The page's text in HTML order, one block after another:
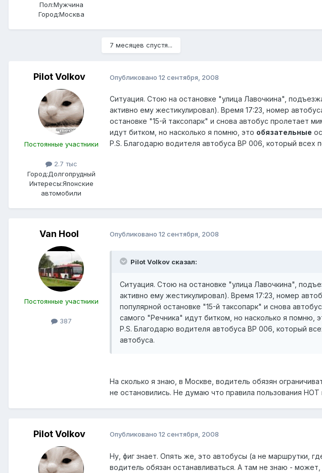
Пол:Мужчина
Город:Москва
7 месяцев спустя...
Pilot Volkov
Постоянные участники
2.7 тыс
Город:Долгопрудный
Интересы:Японские
автомобили
Опубликовано 12 сентября, 2008
Ситуация. Стою на остановке "улица Лавочкина",
активно ему жестикулировал). Время 17:23, номер
остановке "15-й таксопарк" и снова автобус пролетает
идут битком, но насколько я помню, это обязательные
P.S. Благодарю водителя автобуса ВР 006, который всех
Van Hool
Постоянные участники
387
Опубликовано 12 сентября, 2008
Pilot Volkov сказал:
Ситуация. Стою на остановке "улица Лавочкина",
активно ему жестикулировал). Время 17:23, номер
популярной остановке "15-й таксопарк" и снова
самого "Речника" идут битком, но насколько я помню,
P.S. Благодарю водителя автобуса ВР 006, который
автобуса.
На сколько я знаю, в Москве, водитель обязян
не остановились. Не думаю что правила пользования
Pilot Volkov Опубликовано 12 сентября, 2008
Ну, фиг знает. Опять же, это автобусы (а не маршрутки,
водитель обязан останавливаться. А там не знаю -